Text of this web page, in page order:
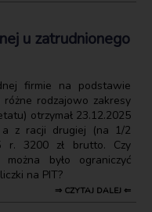
u zatrudnionego
firmie na podstawie
rodzajowo zakresy
otrzymał 23.12.2025
a z racji drugiej (na 1/2
r. 3200 zł brutto. Czy
było ograniczyć
na PIT?
⇒ CZYTAJ DALEJ ⇐